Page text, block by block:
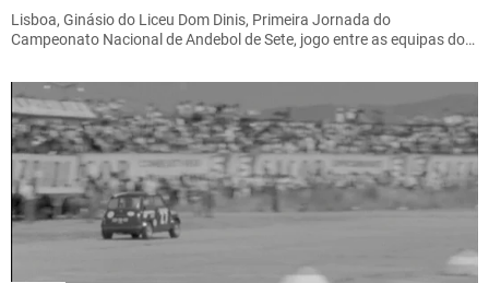
Lisboa, Ginásio do Liceu Dom Dinis, Primeira Jornada do
Campeonato Nacional de Andebol de Sete, jogo entre as equipas do…